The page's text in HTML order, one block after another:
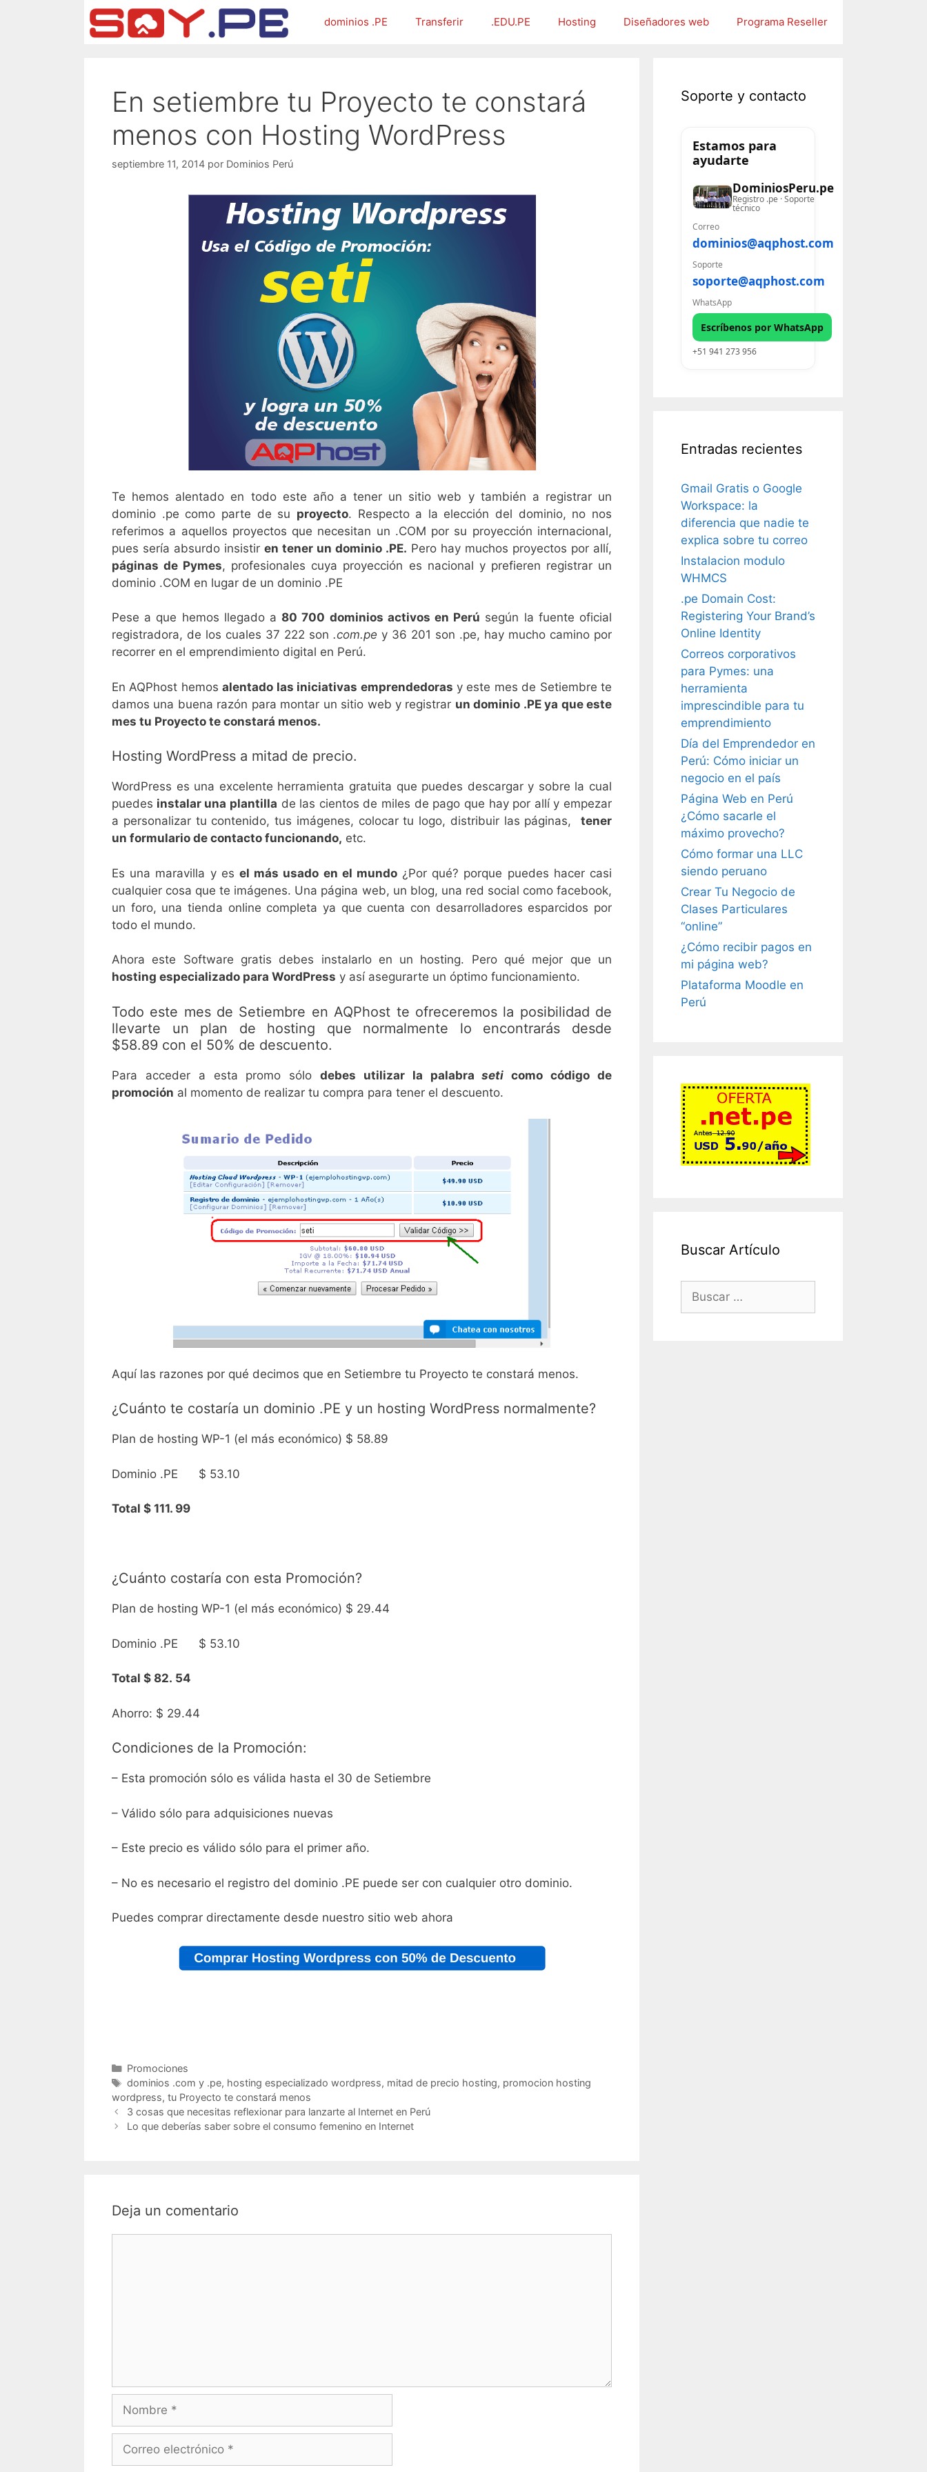
dominios .PE Transferir .EDU.PE Hosting Diseñadores web Programa Reseller
En setiembre tu Proyecto te constará
menos con Hosting WordPress
septiembre 11, 2014 por Dominios Perú
Te hemos alentado en todo este año a tener un sitio web y también a registrar un
dominio .pe como parte de su proyecto. Respecto a la elección del dominio, no nos
referimos a aquellos proyectos que necesitan un .COM por su proyección internacional,
pues sería absurdo insistir en tener un dominio .PE. Pero hay muchos proyectos por allí,
páginas de Pymes, profesionales cuya proyección es nacional y prefieren registrar un
dominio .COM en lugar de un dominio .PE
Pese a que hemos llegado a80 700 dominios activos en Perú según la fuente oficial
registradora, de los cuales 37 222 son .com.pe y 36 201 son .pe, hay mucho camino por
recorrer en el emprendimiento digital en Perú.
En AQPhost hemosalentado las iniciativas emprendedoras y este mes de Setiembre te
damos una buena razón para montar un sitio web y registrar un dominio .PE ya que este
mes tu Proyecto te constará menos.
Hosting WordPress a mitad de precio.
WordPress es una excelente herramienta gratuita que puedes descargar y sobre la cual
puedes instalar una plantilla de las cientos de miles de pago que hay por allí y empezar
a personalizar tu contenido, tus imágenes, colocar tu logo, distribuir las páginas, tener
un formulario de contacto funcionando, etc.
Es una maravilla y es el más usado en el mundo¿Por qué? porque puedes hacer casi
cualquier cosa que te imágenes. Una página web, un blog, una red social como facebook,
un foro, una tienda online completa ya que cuenta con desarrolladores esparcidos por
todo el mundo.
Ahora este Software gratis debes instalarlo en un hosting. Pero qué mejor que un
hosting especializado para WordPress y así asegurarte un óptimo funcionamiento.
Todo este mes de Setiembre en AQPhost te ofreceremos la posibilidad de
llevarte un plan de hosting que normalmente lo encontrarás desde
$58.89 con el 50% de descuento.
Para acceder a esta promo sólodebes utilizar la palabraseti como código de
promoción al momento de realizar tu compra para tener el descuento.
Aquí las razones por qué decimos que en Setiembre tu Proyecto te constará menos.
¿Cuánto te costaría un dominio .PE y un hosting WordPress normalmente?
Plan de hosting WP-1 (el más económico) $ 58.89
Dominio .PE $ 53.10
Total $ 111. 99
¿Cuánto costaría con esta Promoción?
Plan de hosting WP-1 (el más económico) $ 29.44
Dominio .PE $ 53.10
Total $ 82. 54
Ahorro: $ 29.44
Condiciones de la Promoción:
– Esta promoción sólo es válida hasta el 30 de Setiembre
– Válido sólo para adquisiciones nuevas
– Este precio es válido sólo para el primer año.
– No es necesario el registro del dominio .PE puede ser con cualquier otro dominio.
Puedes comprar directamente desde nuestro sitio web ahora
Promociones
dominios .com y .pe, hosting especializado wordpress, mitad de precio hosting, promocion hosting
wordpress, tu Proyecto te constará menos
3 cosas que necesitas reflexionar para lanzarte al Internet en Perú
Lo que deberías saber sobre el consumo femenino en Internet
Deja un comentario
Soporte y contacto
Estamos para
ayudarte
DominiosPeru.pe
Registro .pe · Soporte
técnico
Correo
dominios@aqphost.com
Soporte
soporte@aqphost.com
WhatsApp
Escríbenos por WhatsApp
+51 941 273 956
Entradas recientes
Gmail Gratis o Google
Workspace: la
diferencia que nadie te
explica sobre tu correo
Instalacion modulo
WHMCS
.pe Domain Cost:
Registering Your Brand’s
Online Identity
Correos corporativos
para Pymes: una
herramienta
imprescindible para tu
emprendimiento
Día del Emprendedor en
Perú: Cómo iniciar un
negocio en el país
Página Web en Perú
¿Cómo sacarle el
máximo provecho?
Cómo formar una LLC
siendo peruano
Crear Tu Negocio de
Clases Particulares
“online”
¿Cómo recibir pagos en
mi página web?
Plataforma Moodle en
Perú
Buscar Artículo